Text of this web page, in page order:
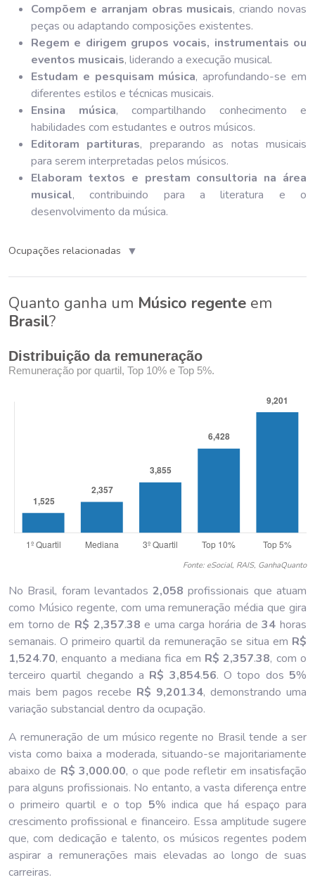
Compõem e arranjam obras musicais, criando novas
peças ou adaptando composições existentes.
Regem e dirigem grupos vocais, instrumentais ou
eventos musicais, liderando a execução musical.
Estudam e pesquisam música, aprofundando-se em
diferentes estilos e técnicas musicais.
Ensina música, compartilhando conhecimento e
habilidades com estudantes e outros músicos.
Editoram partituras, preparando as notas musicais
para serem interpretadas pelos músicos.
Elaboram textos e prestam consultoria na área
musical, contribuindo para a literatura e o
desenvolvimento da música.
Ocupações relacionadas ▼
Quanto ganha um Músico regente em
Brasil?
Distribuição da remuneração
Remuneração por quartil, Top 10% e Top 5%.
Fonte: eSocial, RAIS, GanhaQuanto
No Brasil, foram levantados2,058 profissionais que atuam
como Músico regente, com uma remuneração média que gira
em torno de R$ 2,357.38 e uma carga horária de34 horas
semanais. O primeiro quartil da remuneração se situa em R$
1,524.70, enquanto a mediana fica em R$ 2,357.38, com o
terceiro quartil chegando a R$ 3,854.56. O topo dos 5%
mais bem pagos recebe R$ 9,201.34, demonstrando uma
variação substancial dentro da ocupação.
A remuneração de um músico regente no Brasil tende a ser
vista como baixa a moderada, situando-se majoritariamente
abaixo de R$ 3,000.00, o que pode refletir em insatisfação
para alguns profissionais. No entanto, a vasta diferença entre
o primeiro quartil e o top 5% indica que há espaço para
crescimento profissional e financeiro. Essa amplitude sugere
que, com dedicação e talento, os músicos regentes podem
aspirar a remunerações mais elevadas ao longo de suas
carreiras.